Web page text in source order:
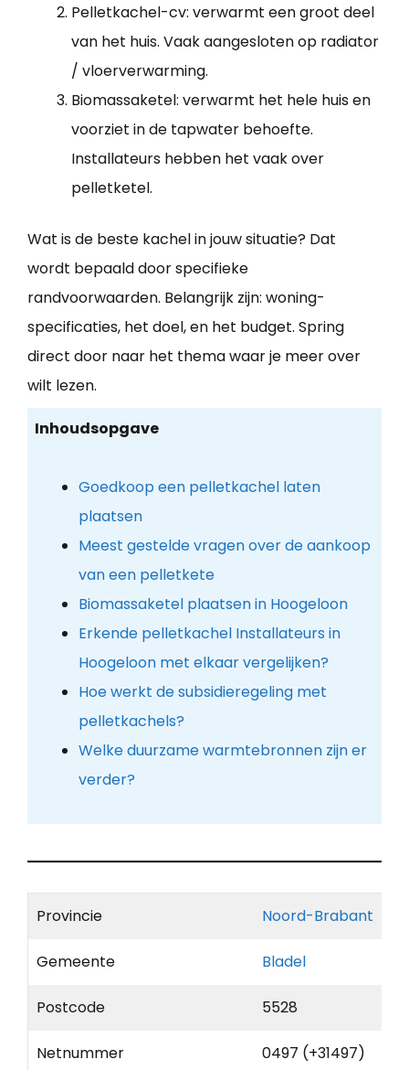
Pelletkachel-cv: verwarmt een groot deel
van het huis. Vaak aangesloten op radiator
/ vloerverwarming.
Biomassaketel: verwarmt het hele huis en
voorziet in de tapwater behoefte.
Installateurs hebben het vaak over
pelletketel.
Wat is de beste kachel in jouw situatie? Dat
wordt bepaald door specifieke
randvoorwaarden. Belangrijk zijn: woning-
specificaties, het doel, en het budget. Spring
direct door naar het thema waar je meer over
wilt lezen.
Inhoudsopgave
Goedkoop een pelletkachel laten
plaatsen
Meest gestelde vragen over de aankoop
van een pelletkete
Biomassaketel plaatsen in Hoogeloon
Erkende pelletkachel Installateurs in
Hoogeloon met elkaar vergelijken?
Hoe werkt de subsidieregeling met
pelletkachels?
Welke duurzame warmtebronnen zijn er
verder?
Provincie Noord-Brabant
Gemeente Bladel
Postcode 5528
Netnummer 0497 (+31497)